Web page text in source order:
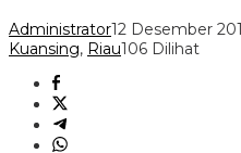
Administrator12 Desember
Kuansing, Riau106 Dilihat